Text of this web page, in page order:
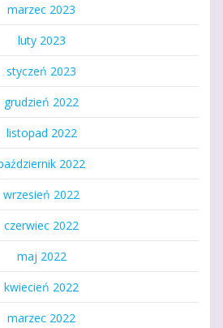
marzec 2023
luty 2023
styczeń 2023
grudzień 2022
listopad 2022
2022
wrzesień 2022
czerwiec 2022
maj 2022
kwiecień 2022
marzec 2022